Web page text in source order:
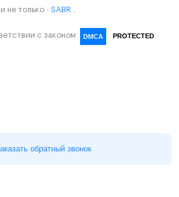
обратный звонок
не только - SABR
с законом DMCA PROTECTED